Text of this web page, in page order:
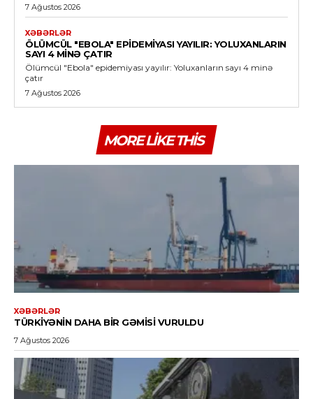
7 Ağustos 2026
XƏBƏRLƏR
ÖLÜMCÜL "EBOLA" EPIDEMIYASI YAYILIR: YOLUXANLARIN
SAYI 4 MINƏ ÇATIR
Ölümcül "Ebola" epidemiyası yayılır: Yoluxanların sayı 4 minə
çatır
7 Ağustos 2026
MORE LIKE THIS
XƏBƏRLƏR
TÜRKIYƏNIN DAHA BIR GƏMISI VURULDU
7 Ağustos 2026